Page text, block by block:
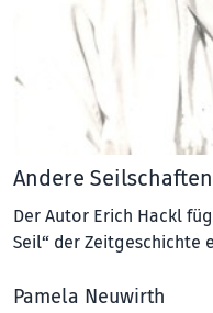
Andere Seilschaften
Der Autor Erich Hackl
Seil“ der Zeitgeschichte
Pamela Neuwirth